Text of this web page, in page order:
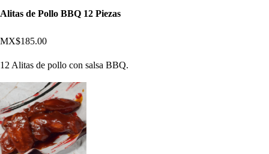
Alitas de Pollo BBQ 12 Piezas
MX$185.00
12 Alitas de pollo con salsa BBQ.